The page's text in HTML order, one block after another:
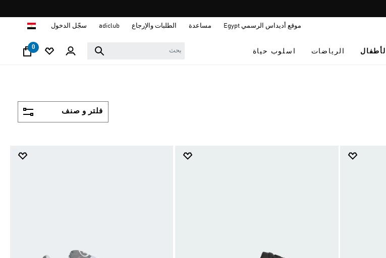
promotion
موقع أديداس الرسمي Egypt مساعدة الطلبات والإرجاع adiclub سجّل الدخول
الأطفال الرياضات اسلوب حياة
0
فلتر و صنف